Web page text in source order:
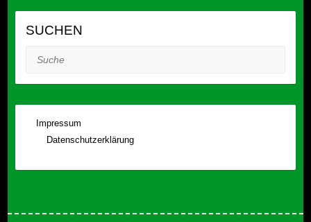
SUCHEN
Suche
Impressum
Datenschutzerklärung